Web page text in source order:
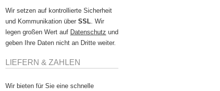
Wir setzen auf kontrollierte Sicherheit
und Kommunikation überSSL. Wir
legen großen Wert auf Datenschutz und
geben Ihre Daten nicht an Dritte weiter.
LIEFERN & ZAHLEN
Wir bieten für Sie eine schnelle